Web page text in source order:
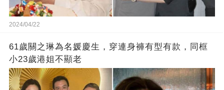
2024/04/22
61歲關之琳為名媛慶生，穿連身褲有型有款，同框
小23歲港姐不顯老